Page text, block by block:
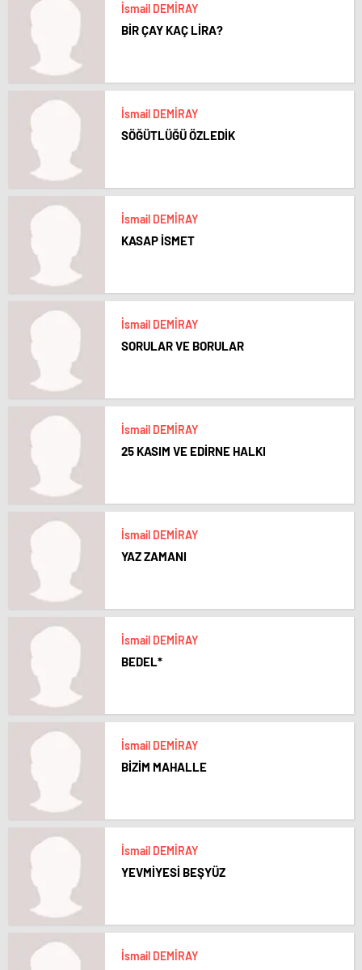
İsmail DEMİRAY
BİR ÇAY KAÇ LİRA?
İsmail DEMİRAY
SÖĞÜTLÜĞÜ ÖZLEDİK
İsmail DEMİRAY
KASAP İSMET
İsmail DEMİRAY
SORULAR VE BORULAR
İsmail DEMİRAY
25 KASIM VE EDİRNE HALKI
İsmail DEMİRAY
YAZ ZAMANI
İsmail DEMİRAY
BEDEL*
İsmail DEMİRAY
BİZİM MAHALLE
İsmail DEMİRAY
YEVMİYESİ BEŞYÜZ
İsmail DEMİRAY